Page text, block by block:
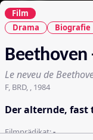
Film
Drama
Biografie
Beethoven
Le neveu de
F, BRD, , 1984
Der alternde, fast
Filmprädikat:-